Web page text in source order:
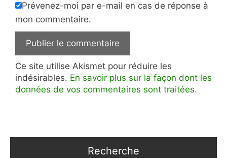
Prévenez-moi par e-mail en cas de réponse à
mon commentaire.
Ce site utilise Akismet pour réduire les
indésirables. En savoir plus sur la façon dont les
données de vos commentaires sont traitées.
Recherche